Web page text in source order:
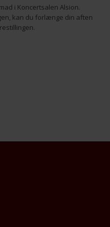
i Koncertsalen Alsion.
kan du forlænge din aften